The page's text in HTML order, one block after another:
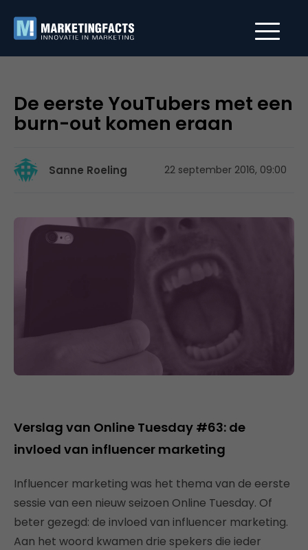
De eerste YouTubers met een
burn-out komen eraan
Sanne Roeling 22 september 2016, 09:00
Verslag van Online Tuesday #63: de
invloed van influencer marketing
Influencer marketing was het thema van de eerste
sessie van een nieuw seizoen Online Tuesday. Of
beter gezegd: de invloed van influencer marketing.
Aan het woord kwamen drie spekers die ieder